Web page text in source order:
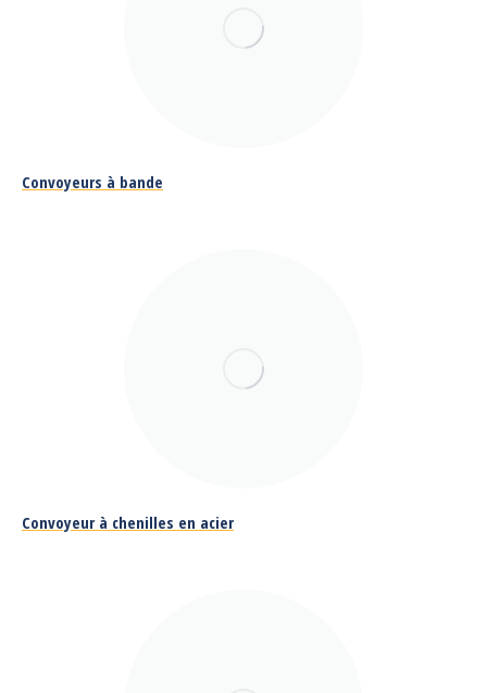
Convoyeurs à bande
Convoyeur à chenilles en acier